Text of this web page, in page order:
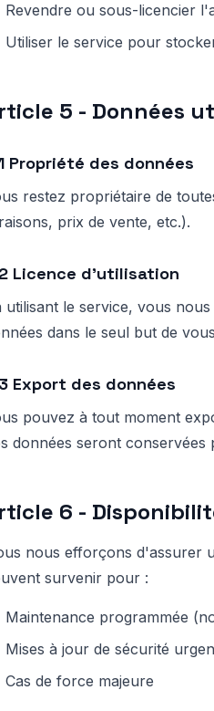
Revendre ou sous-licencier
Utiliser le service pour
5 - Données
Propriété des données
restez propriétaire de
prix de vente, etc.).
Licence d'utilisation
utilisant le service, vous
dans le seul but de
Export des données
pouvez à tout moment
données seront conservées
6 -
nous efforçons d'assurer
survenir pour :
Maintenance programmée
Mises à jour de sécurité
Cas de force majeure